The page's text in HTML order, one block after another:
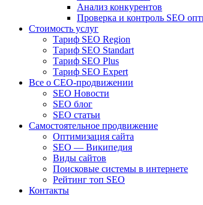
Анализ конкурентов
Проверка и контроль SEO
Стоимость услуг
Тариф SEO Region
Тариф SEO Standart
Тариф SEO Plus
Тариф SEO Expert
Все о СЕО-продвижении
SEO Новости
SEO блог
SEO статьи
Самостоятельное продвижение
Оптимизация сайта
SEO — Википедия
Виды сайтов
Поисковые системы в интернете
Рейтинг топ SEO
Контакты